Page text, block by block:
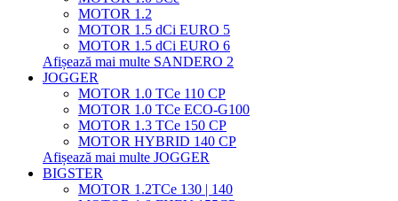
MOTOR 1.2
MOTOR 1.5 dCi EURO 5
MOTOR 1.5 dCi EURO 6
Afișează mai multe SANDERO 2
JOGGER
MOTOR 1.0 TCe 110 CP
MOTOR 1.0 TCe ECO-G100
MOTOR 1.3 TCe 150 CP
MOTOR HYBRID 140 CP
Afișează mai multe JOGGER
BIGSTER
MOTOR 1.2TCe 130 | 140